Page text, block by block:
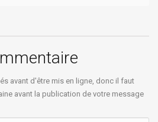
avant d'être mis en ligne, donc il faut
avant la publication de votre message